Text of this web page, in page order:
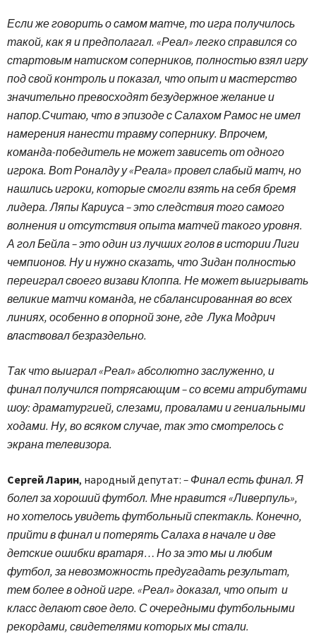
Если же говорить о самом матче, то игра получилось
такой, как я и предполагал. «Реал» легко справился со
стартовым натиском соперников, полностью взял игру
под свой контроль и показал, что опыт и мастерство
значительно превосходят безудержное желание и
напор.Считаю, что в эпизоде с Салахом Рамос не имел
намерения нанести травму сопернику. Впрочем,
команда-победитель не может зависеть от одного
игрока. Вот Роналду у «Реала» провел слабый матч, но
нашлись игроки, которые смогли взять на себя бремя
лидера. Ляпы Кариуса – это следствия того самого
волнения и отсутствия опыта матчей такого уровня.
А гол Бейла – это один из лучших голов в истории Лиги
чемпионов. Ну и нужно сказать, что Зидан полностью
переиграл своего визави Клоппа. Не может выигрывать
великие матчи команда, не сбалансированная во всех
линиях, особенно в опорной зоне, где Лука Модрич
властвовал безраздельно.
Так что выиграл «Реал» абсолютно заслуженно, и
финал получился потрясающим – со всеми атрибутами
шоу: драматургией, слезами, провалами и гениальными
ходами. Ну, во всяком случае, так это смотрелось с
экрана телевизора.
Сергей Ларин, народный депутат: – Финал есть финал. Я
болел за хороший футбол. Мне нравится «Ливерпуль»,
но хотелось увидеть футбольный спектакль. Конечно,
прийти в финал и потерять Салаха в начале и две
детские ошибки вратаря… Но за это мы и любим
футбол, за невозможность предугадать результат,
тем более в одной игре. «Реал» доказал, что опыт и
класс делают свое дело. С очередными футбольными
рекордами, свидетелями которых мы стали.